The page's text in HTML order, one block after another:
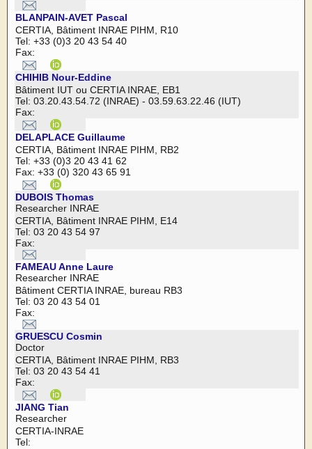
BLANPAIN-AVET Pascal
CERTIA, Bâtiment INRAE PIHM, R10
Tel: +33 (0)3 20 43 54 40
Fax:
CHIHIB Nour-Eddine
Bâtiment IUT ou CERTIA INRAE, EB1
Tel: 03.20.43.54.72 (INRAE) - 03.59.63.22.46 (IUT)
Fax:
DELAPLACE Guillaume
CERTIA, Bâtiment INRAE PIHM, RB2
Tel: +33 (0)3 20 43 41 62
Fax: +33 (0) 320 43 65 91
DUBOIS Thomas
Researcher INRAE
CERTIA, Bâtiment INRAE PIHM, E14
Tel: 03 20 43 54 97
Fax:
FAMEAU Anne Laure
Researcher INRAE
Bâtiment CERTIA INRAE, bureau RB3
Tel: 03 20 43 54 01
Fax:
GRUESCU Cosmin
Doctor
CERTIA, Bâtiment INRAE PIHM, RB3
Tel: 03 20 43 54 41
Fax:
JIANG Tian
Researcher
CERTIA-INRAE
Tel: